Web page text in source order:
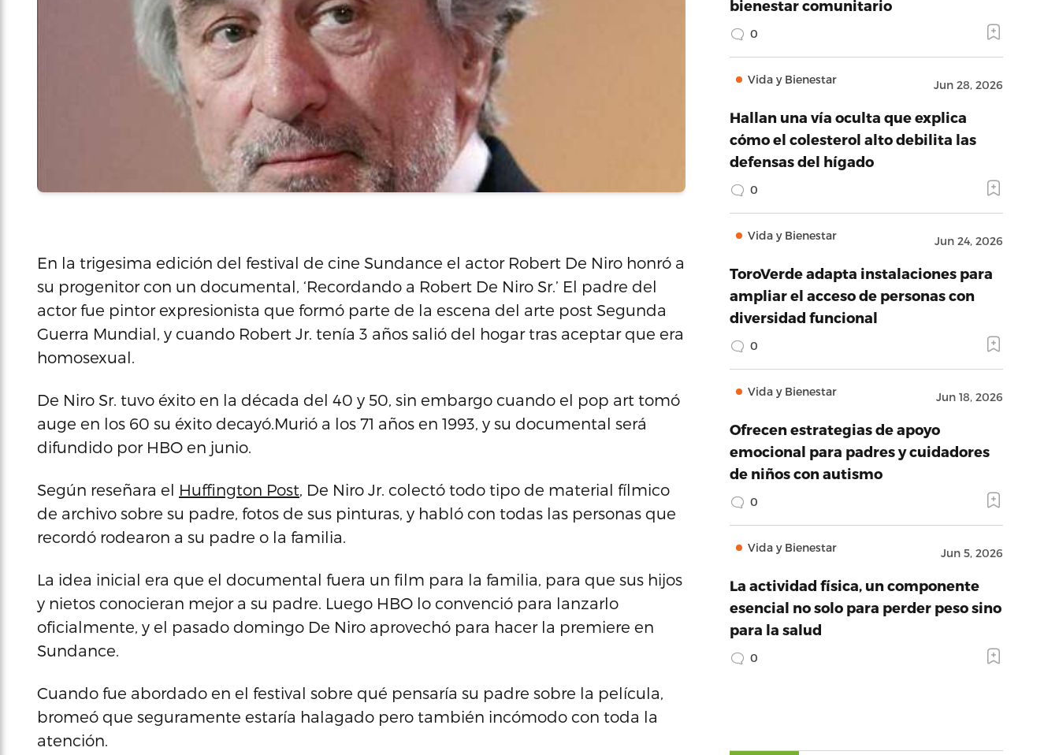
En la trigesima edición del festival de cine Sundance el actor Robert De Niro honró a
su progenitor con un documental, ‘Recordando a Robert De Niro Sr.’ El padre del
actor fue pintor expresionista que formó parte de la escena del arte post Segunda
Guerra Mundial, y cuando Robert Jr. tenía 3 años salió del hogar tras aceptar que era
homosexual.
De Niro Sr. tuvo éxito en la década del 40 y 50, sin embargo cuando el pop art tomó
auge en los 60 su éxito decayó.Murió a los 71 años en 1993, y su documental será
difundido por HBO en junio.
Según reseñara el Huffington Post, De Niro Jr. colectó todo tipo de material fílmico
de archivo sobre su padre, fotos de sus pinturas, y habló con todas las personas que
recordó rodearon a su padre o la familia.
La idea inicial era que el documental fuera un film para la familia, para que sus hijos
y nietos conocieran mejor a su padre. Luego HBO lo convenció para lanzarlo
oficialmente, y el pasado domingo De Niro aprovechó para hacer la premiere en
Sundance.
Cuando fue abordado en el festival sobre qué pensaría su padre sobre la película,
bromeó que seguramente estaría halagado pero también incómodo con toda la
atención.
bienestar comunitario
0
Vida y Bienestar Jun 28, 2026
Hallan una vía oculta que explica
cómo el colesterol alto debilita las
defensas del hígado
0
Vida y Bienestar Jun 24, 2026
ToroVerde adapta instalaciones para
ampliar el acceso de personas con
diversidad funcional
0
Vida y Bienestar Jun 18, 2026
Ofrecen estrategias de apoyo
emocional para padres y cuidadores
de niños con autismo
0
Vida y Bienestar Jun 5, 2026
La actividad física, un componente
esencial no solo para perder peso sino
para la salud
0